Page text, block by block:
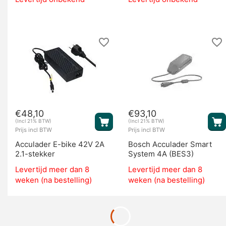
€48,10
(Incl 21% BTW)
Prijs incl BTW
Acculader E-bike 42V 2A
2.1-stekker
Levertijd meer dan 8
weken (na bestelling)
€93,10
(Incl 21% BTW)
Prijs incl BTW
Bosch Acculader Smart
System 4A (BES3)
Levertijd meer dan 8
weken (na bestelling)